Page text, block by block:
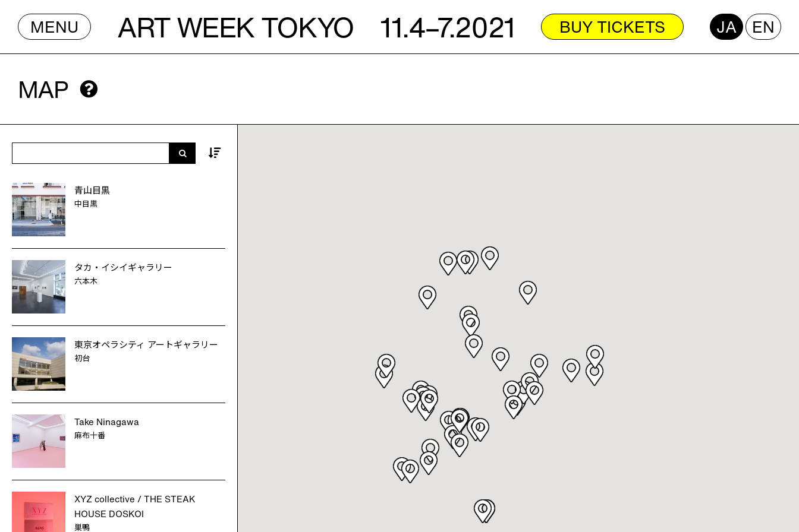
MENU ART WEEK TOKYO 11.4–7.2021 BUY TICKETS JA EN
MAP
青山目黒
中目黒
タカ・イシイギャラリー
六本木
東京オペラシティ アートギャラリー
初台
Take Ninagawa
麻布十番
XYZ collective / THE STEAK
HOUSE DOSKOI
巣鴨